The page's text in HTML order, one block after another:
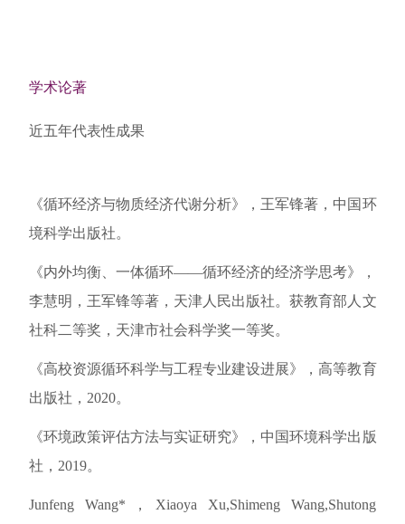
学术论著
近五年代表性成果
《循环经济与物质经济代谢分析》，王军锋著，中国环
境科学出版社。
《内外均衡、一体循环——循环经济的经济学思考》，
李慧明，王军锋等著，天津人民出版社。获教育部人文
社科二等奖，天津市社会科学奖一等奖。
《高校资源循环科学与工程专业建设进展》，高等教育
出版社，2020。
《环境政策评估方法与实证研究》，中国环境科学出版
社，2019。
Junfeng Wang*，Xiaoya Xu,Shimeng Wang,Shutong